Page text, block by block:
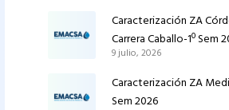
Caracterización ZA
Carrera Caballo-1º Sem
9 julio, 2026
Caracterización ZA
Sem 2026